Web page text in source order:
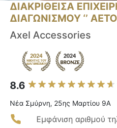
ΔΙΑΚΡΙΘΕΙΣΑ
ΔΙΑΓΩΝΙΣΜΟΥ ‘’ ΑΕΤΟΙ
Axel Accessories
8.6
Νέα Σμύρνη, 25ης Μαρτίου 9A
Εμφάνιση αριθμού